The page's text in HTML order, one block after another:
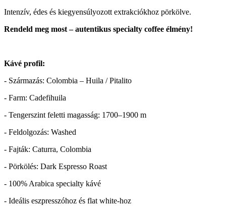
Intenzív, édes és kiegyensúlyozott extrakciókhoz pörkölve.
Rendeld meg most – autentikus specialty coffee élmény!
Kávé profil:
- Származás: Colombia – Huila / Pitalito
- Farm: Cadefihuila
- Tengerszint feletti magasság: 1700–1900 m
- Feldolgozás: Washed
- Fajták: Caturra, Colombia
- Pörkölés: Dark Espresso Roast
- 100% Arabica specialty kávé
- Ideális eszpresszóhoz és flat white-hoz